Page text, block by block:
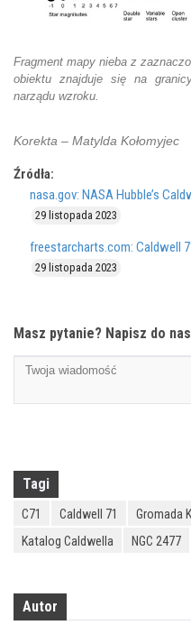
Fragment mapy nieba z
obiektu znajduje się na
narządu wzroku.
Korekta – Matylda Kołomyjec
Źródła:
nasa.gov: NASA Hubble’s
29 listopada 2023
freestarcharts.com: Caldwell
29 listopada 2023
Masz pytanie? Napisz do nas
Tagi
C71 Caldwell 71 Gromada
Katalog Caldwella
NGC 2477
Autor